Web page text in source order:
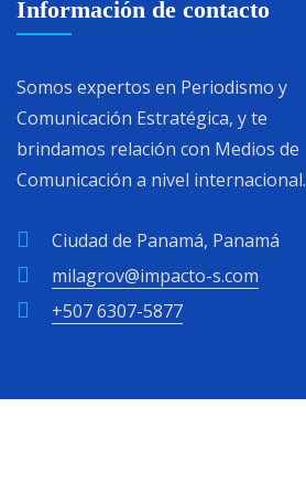
Información de contacto
Somos expertos en Periodismo y
Comunicación Estratégica, y te
brindamos relación con Medios de
Comunicación a nivel internacional.
Ciudad de Panamá, Panamá
milagrov@impacto-s.com
+507 6307-5877